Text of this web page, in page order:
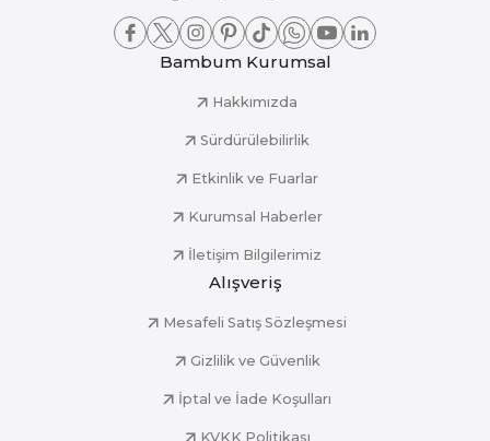
Bambum Kurumsal
Hakkımızda
Sürdürülebilirlik
Etkinlik ve Fuarlar
Kurumsal Haberler
İletişim Bilgilerimiz
Alışveriş
Mesafeli Satış Sözleşmesi
Gizlilik ve Güvenlik
İptal ve İade Koşulları
KVKK Politikası